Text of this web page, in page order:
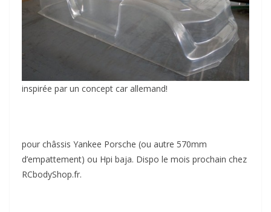
inspirée par un concept car allemand!
pour châssis Yankee Porsche (ou autre 570mm
d’empattement) ou Hpi baja. Dispo le mois prochain chez
RCbodyShop.fr.